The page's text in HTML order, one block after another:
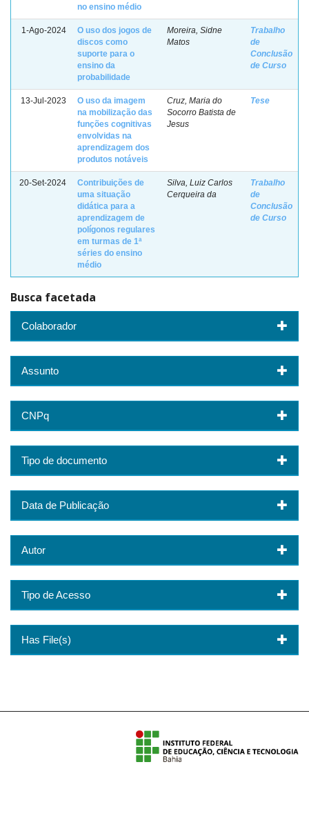
no ensino médio
1-Ago-2024
O uso dos jogos de
discos como
suporte para o
ensino da
probabilidade
Moreira, Sidne
Matos
Trabalho
de
Conclusão
de Curso
13-Jul-2023
O uso da imagem
na mobilização das
funções cognitivas
envolvidas na
aprendizagem dos
produtos notáveis
Cruz, Maria do
Socorro Batista de
Jesus
Tese
20-Set-2024
Contribuições de
uma situação
didática para a
aprendizagem de
polígonos regulares
em turmas de 1ª
séries do ensino
médio
Silva, Luiz Carlos
Cerqueira da
Trabalho
de
Conclusão
de Curso
Busca facetada
Colaborador
Assunto
CNPq
Tipo de documento
Data de Publicação
Autor
Tipo de Acesso
Has File(s)